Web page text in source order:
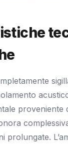
proveniente
prolungate.